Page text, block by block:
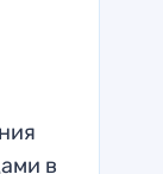
в